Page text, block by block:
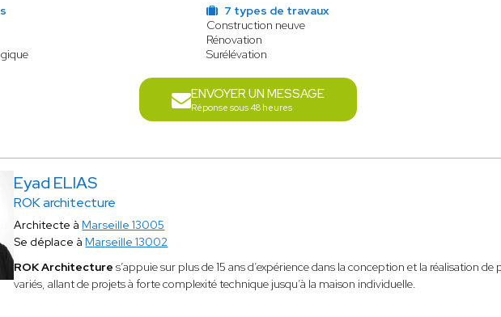
7 types de travaux
Construction neuve
Rénovation
Surélévation
ENVOYER UN MESSAGE
Réponse sous 48 heures
Eyad ELIAS
ROK architecture
Architecte à Marseille 13005
Se déplace à Marseille 13002
ROK Architectures’appuie sur plus de 15 ans d’expérience dans la conception et la réalisation
variés, allant de projets à forte complexité technique jusqu’à la maison individuelle.